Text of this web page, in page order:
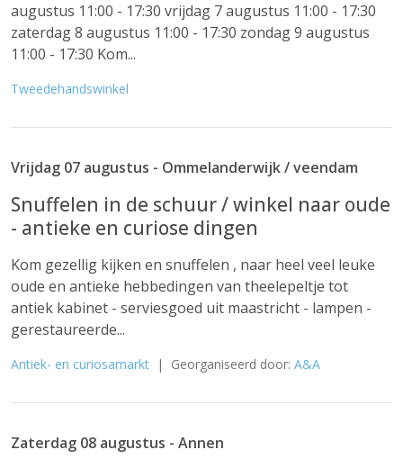
augustus 11:00 - 17:30 vrijdag 7 augustus 11:00 - 17:30
zaterdag 8 augustus 11:00 - 17:30 zondag 9 augustus
11:00 - 17:30 Kom...
Tweedehandswinkel
Vrijdag 07 augustus - Ommelanderwijk / veendam
Snuffelen in de schuur / winkel naar oude
- antieke en curiose dingen
Kom gezellig kijken en snuffelen , naar heel veel leuke
oude en antieke hebbedingen van theelepeltje tot
antiek kabinet - serviesgoed uit maastricht - lampen -
gerestaureerde...
Antiek- en curiosamarkt | Georganiseerd door: A&A
Zaterdag 08 augustus - Annen